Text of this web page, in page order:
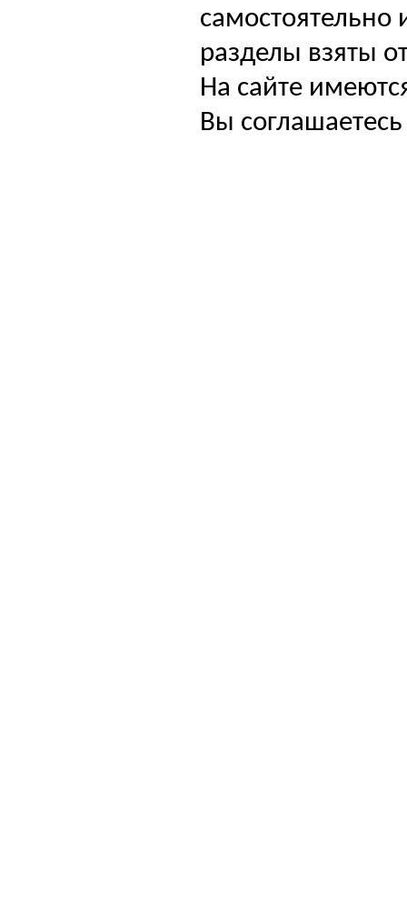
самостоятельно
разделы взяты
На сайте
Вы